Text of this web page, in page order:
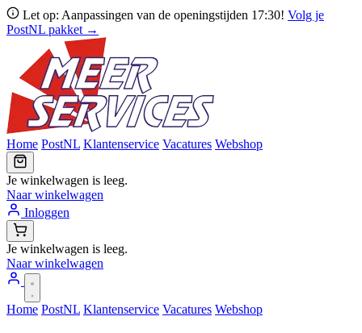
Let op: Aanpassingen van de openingstijden 17:30! Volg je
PostNL pakket →
Home PostNL Klantenservice Vacatures Webshop
Je winkelwagen is leeg.
Naar winkelwagen
Inloggen
Je winkelwagen is leeg.
Naar winkelwagen
Home PostNL Klantenservice Vacatures Webshop